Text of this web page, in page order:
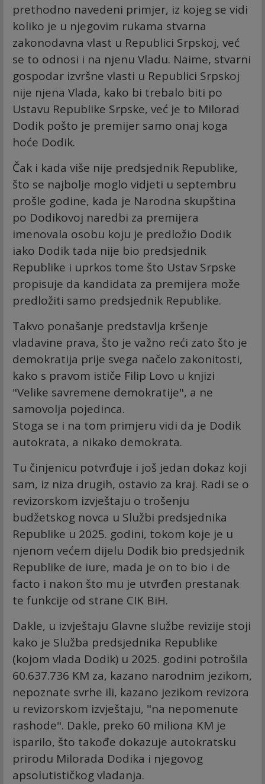
prethodno navedeni primjer, iz kojeg se vidi
koliko je u njegovim rukama stvarna
zakonodavna vlast u Republici Srpskoj, već
se to odnosi i na njenu Vladu. Naime, stvarni
gospodar izvršne vlasti u Republici Srpskoj
nije njena Vlada, kako bi trebalo biti po
Ustavu Republike Srpske, već je to Milorad
Dodik pošto je premijer samo onaj koga
hoće Dodik.
Čak i kada više nije predsjednik Republike,
što se najbolje moglo vidjeti u septembru
prošle godine, kada je Narodna skupština
po Dodikovoj naredbi za premijera
imenovala osobu koju je predložio Dodik
iako Dodik tada nije bio predsjednik
Republike i uprkos tome što Ustav Srpske
propisuje da kandidata za premijera može
predložiti samo predsjednik Republike.
Takvo ponašanje predstavlja kršenje
vladavine prava, što je važno reći zato što je
demokratija prije svega načelo zakonitosti,
kako s pravom ističe Filip Lovo u knjizi
"Velike savremene demokratije", a ne
samovolja pojedinca.
Stoga se i na tom primjeru vidi da je Dodik
autokrata, a nikako demokrata.
Tu činjenicu potvrđuje i još jedan dokaz koji
sam, iz niza drugih, ostavio za kraj. Radi se o
revizorskom izvještaju o trošenju
budžetskog novca u Službi predsjednika
Republike u 2025. godini, tokom koje je u
njenom većem dijelu Dodik bio predsjednik
Republike de iure, mada je on to bio i de
facto i nakon što mu je utvrđen prestanak
te funkcije od strane CIK BiH.
Dakle, u izvještaju Glavne službe revizije stoji
kako je Služba predsjednika Republike
(kojom vlada Dodik) u 2025. godini potrošila
60.637.736 KM za, kazano narodnim jezikom,
nepoznate svrhe ili, kazano jezikom revizora
u revizorskom izvještaju, "na nepomenute
rashode". Dakle, preko 60 miliona KM je
isparilo, što takođe dokazuje autokratsku
prirodu Milorada Dodika i njegovog
apsolutističkog vladanja.